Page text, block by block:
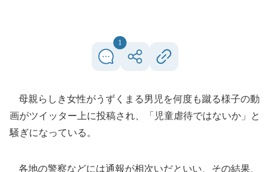
1
母親らしき女性がうずくまる男児を何度も蹴る様子の動
画がツイッター上に投稿され、「児童虐待ではないか」と
騒ぎになっている。
各地の警察などには通報が相次いだといい、その結果、